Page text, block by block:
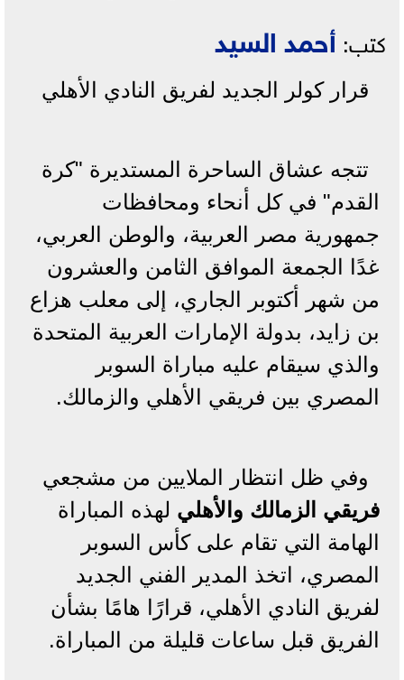
كتب: أحمد السيد
قرار كولر الجديد لفريق النادي الأهلي
تتجه عشاق الساحرة المستديرة "كرة
القدم" في كل أنحاء ومحافظات
جمهورية مصر العربية، والوطن العربي،
غدًا الجمعة الموافق الثامن والعشرون
من شهر أكتوبر الجاري، إلى معلب هزاع
بن زايد، بدولة الإمارات العربية المتحدة
والذي سيقام عليه مباراة السوبر
المصري بين فريقي الأهلي والزمالك.
وفي ظل انتظار الملايين من مشجعي
فريقي الزمالك والأهلي لهذه المباراة
الهامة التي تقام على كأس السوبر
المصري، اتخذ المدير الفني الجديد
لفريق النادي الأهلي، قرارًا هامًا بشأن
الفريق قبل ساعات قليلة من المباراة.